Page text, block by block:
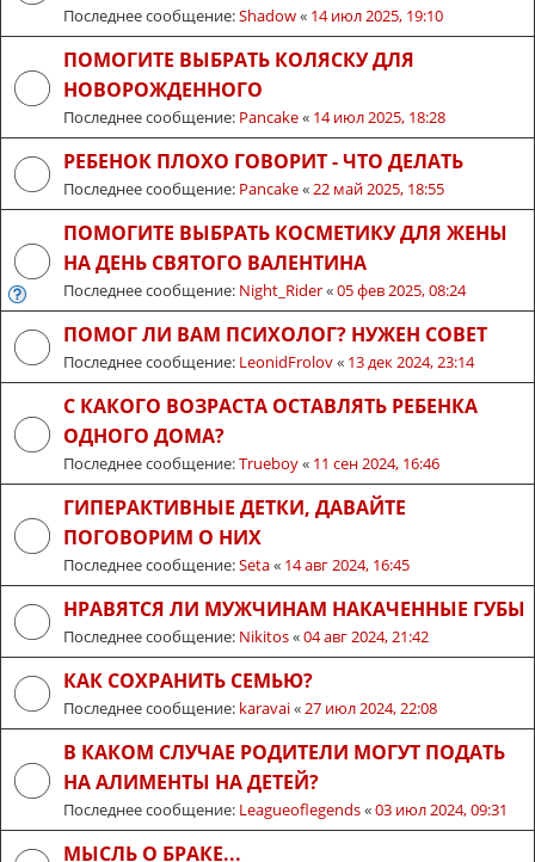
Последнее сообщение:Shadow« 14 июл 2025, 19:10
ПОМОГИТЕ ВЫБРАТЬ КОЛЯСКУ ДЛЯ
НОВОРОЖДЕННОГО
Последнее сообщение: Pancake« 14 июл 2025, 18:28
РЕБЕНОК ПЛОХО ГОВОРИТ - ЧТО ДЕЛАТЬ
Последнее сообщение: Pancake« 22 май 2025, 18:55
ПОМОГИТЕ ВЫБРАТЬ КОСМЕТИКУ ДЛЯ ЖЕНЫ
НА ДЕНЬ СВЯТОГО ВАЛЕНТИНА
Последнее сообщение: Night_Rider«05 фев 2025, 08:24
ПОМОГ ЛИ ВАМ ПСИХОЛОГ? НУЖЕН СОВЕТ
Последнее сообщение: LeonidFrolov« 13 дек 2024, 23:14
С КАКОГО ВОЗРАСТА ОСТАВЛЯТЬ РЕБЕНКА
ОДНОГО ДОМА?
Последнее сообщение:Trueboy« 11 сен 2024, 16:46
ГИПЕРАКТИВНЫЕ ДЕТКИ, ДАВАЙТЕ
ПОГОВОРИМ О НИХ
Последнее сообщение:Seta« 14 авг 2024, 16:45
НРАВЯТСЯ ЛИ МУЖЧИНАМ НАКАЧЕННЫЕ ГУБЫ
Последнее сообщение: Nikitos«04 авг 2024, 21:42
КАК СОХРАНИТЬ СЕМЬЮ?
Последнее сообщение: karavai« 27 июл 2024, 22:08
В КАКОМ СЛУЧАЕ РОДИТЕЛИ МОГУТ ПОДАТЬ
НА АЛИМЕНТЫ НА ДЕТЕЙ?
Последнее сообщение: Leagueoflegends«03 июл 2024, 09:31
МЫСЛЬ О БРАКЕ...